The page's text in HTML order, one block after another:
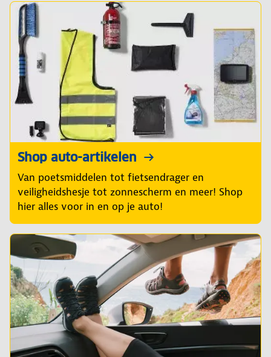
Shop auto-artikelen
Van poetsmiddelen tot fietsendrager en
veiligheidshesje tot zonnescherm en meer! Shop
hier alles voor in en op je auto!